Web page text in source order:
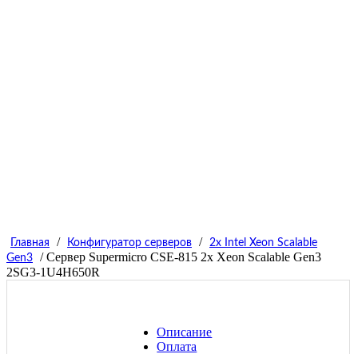
Главная / Конфигуратор серверов /
2x Intel Xeon Scalable
Gen3
/ Сервер Supermicro CSE-815 2x Xeon Scalable Gen3
2SG3-1U4H650R
Описание
Оплата